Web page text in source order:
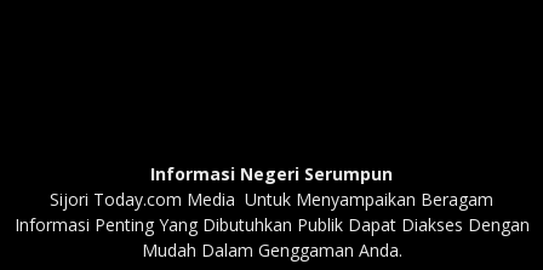
Informasi Negeri Serumpun
Sijori Today.com Media Untuk Menyampaikan Beragam
Informasi Penting Yang Dibutuhkan Publik Dapat Diakses Dengan
Mudah Dalam Genggaman Anda.